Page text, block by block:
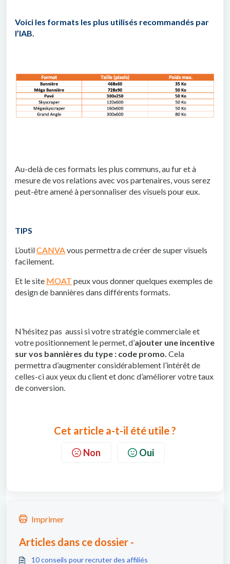
Voici les formats les plus utilisés recommandés par
l’IAB.
Au-delà de ces formats les plus communs, au fur et à
mesure de vos relations avec vos partenaires, vous serez
peut-être amené à personnaliser des visuels pour eux.
TIPS
L’outilCANVAvous permettra de créer de super visuels
facilement.
Et le site MOAT peux vous donner quelques exemples de
design de bannières dans différents formats.
N’hésitez pas aussi si votre stratégie commerciale et
votre positionnement le permet, d’ajouter une incentive
sur vos bannières du type : code promo. Cela
permettra d’augmenter considérablement l’intérêt de
celles-ci aux yeux du client et donc d’améliorer votre taux
de conversion.
Cet article a-t-il été utile ?
Non Oui
Imprimer
Articles dans ce dossier -
10 conseils pour recruter des affiliés